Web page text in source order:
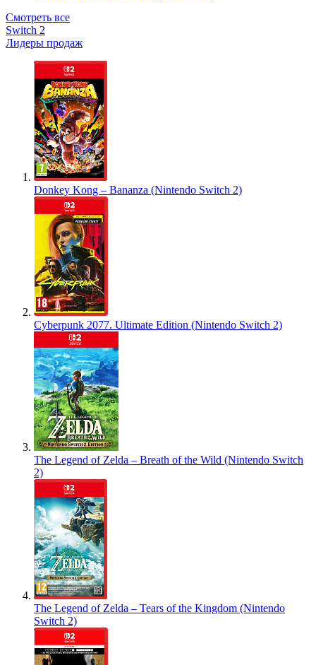
Смотреть все
Switch 2
Лидеры продаж
Donkey Kong – Bananza (Nintendo Switch 2)
Cyberpunk 2077. Ultimate Edition (Nintendo Switch 2)
The Legend of Zelda – Breath of the Wild (Nintendo Switch
2)
The Legend of Zelda – Tears of the Kingdom (Nintendo
Switch 2)